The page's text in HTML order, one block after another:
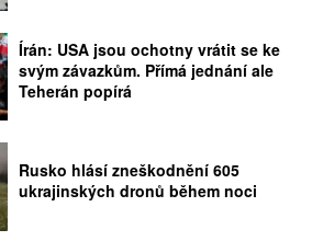
Írán: USA jsou ochotny vrátit se ke
svým závazkům. Přímá jednání ale
Teherán popírá
Rusko hlásí zneškodnění 605
ukrajinských dronů během noci